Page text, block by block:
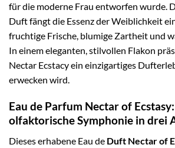
für die moderne Frau entworfen wurde.
Duft fängt die Essenz der Weiblichkeit
fruchtige Frische, blumige Zartheit und
In einem eleganten, stilvollen Flakon
Nectar Ecstacy ein einzigartiges
erwecken wird.
Eau de Parfum Nectar of
olfaktorische Symphonie in drei
Dieses erhabene Eau de Duft Nectar of